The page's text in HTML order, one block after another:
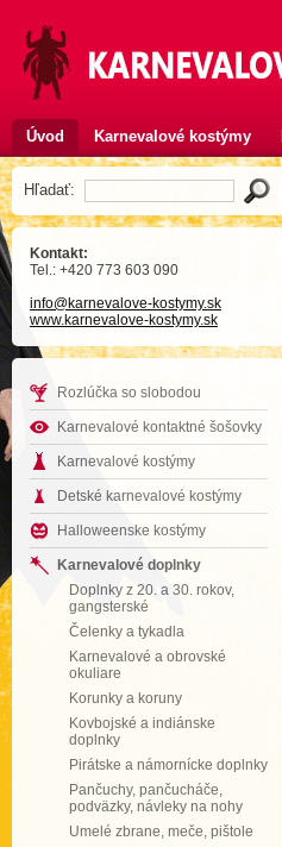
Úvod Karnevalové kostýmy
Hľadať:
Kontakt:
Tel.: +420 773 603 090
info@karnevalove-kostymy.sk
www.karnevalove-kostymy.sk
Rozlúčka so slobodou
Karnevalové kontaktné šošovky
Karnevalové kostýmy
Detské karnevalové kostýmy
Halloweenske kostýmy
Karnevalové doplnky
Doplnky z 20. a 30. rokov,
gangsterské
Čelenky a tykadla
Karnevalové a obrovské
okuliare
Korunky a koruny
Kovbojské a indiánske
doplnky
Pirátske a námornícke doplnky
Pančuchy, pančucháče,
podväzky, návleky na nohy
Umelé zbrane, meče, pištole